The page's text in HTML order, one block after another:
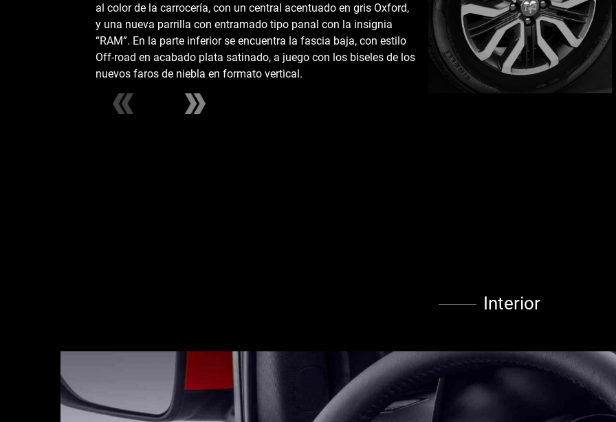
al color de la carrocería, con un central acentuado en gris Oxford,
y una nueva parrilla con entramado tipo panal con la insignia
“RAM”. En la parte inferior se encuentra la fascia baja, con estilo
Off-road en acabado plata satinado, a juego con los biseles de los
nuevos faros de niebla en formato vertical.
faros superiores frontales y de niebla
producen una menor emanación de
luminosa con mejor calidad de luz
una mayor durabilidad al sistema.
Interior